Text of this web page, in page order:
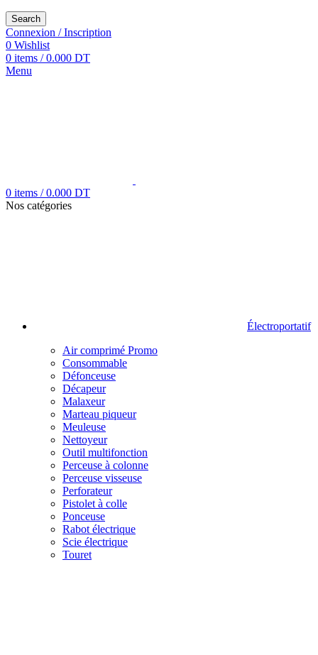
Search
Connexion / Inscription
0 Wishlist
0 items / 0.000 DT
Menu
0 items / 0.000 DT
Nos catégories
Électroportatif
Air comprimé Promo
Consommable
Défonceuse
Décapeur
Malaxeur
Marteau piqueur
Meuleuse
Nettoyeur
Outil multifonction
Perceuse à colonne
Perceuse visseuse
Perforateur
Pistolet à colle
Ponceuse
Rabot électrique
Scie électrique
Touret